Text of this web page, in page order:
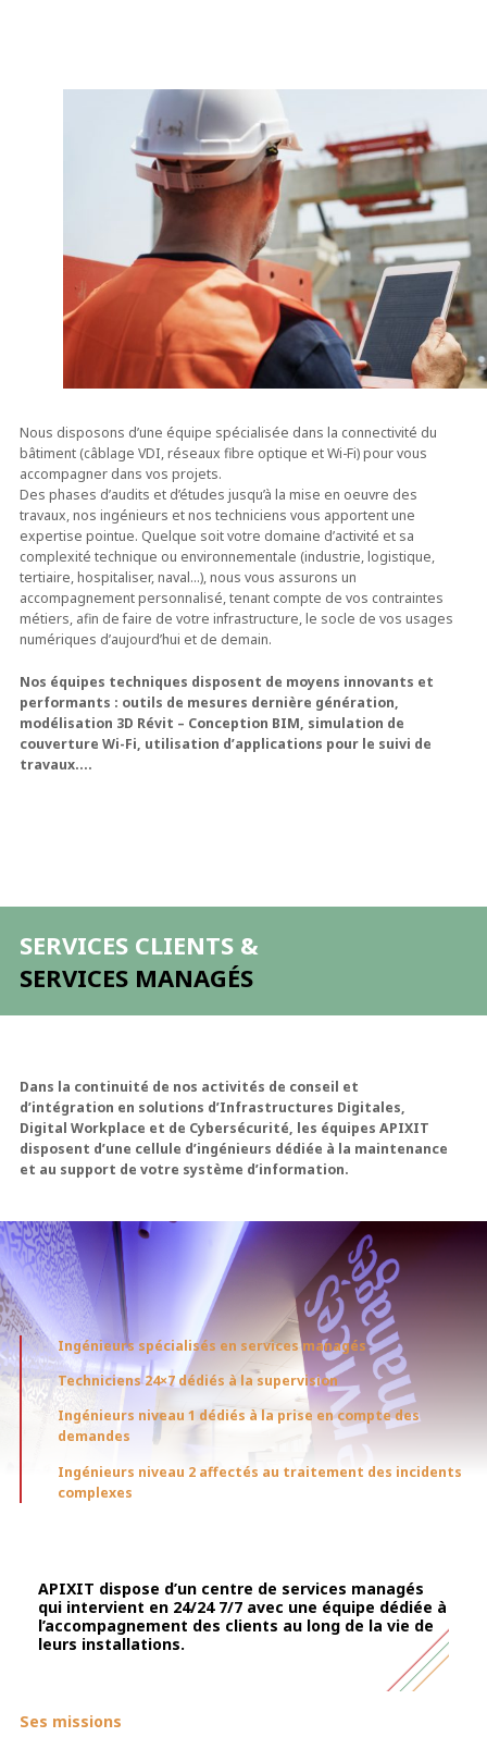
Nous disposons d’une équipe spécialisée dans la connectivité du
bâtiment (câblage VDI, réseaux fibre optique et Wi-Fi) pour vous
accompagner dans vos projets.
Des phases d’audits et d’études jusqu’à la mise en oeuvre des
travaux, nos ingénieurs et nos techniciens vous apportent une
expertise pointue. Quelque soit votre domaine d’activité et sa
complexité technique ou environnementale (industrie, logistique,
tertiaire, hospitaliser, naval…), nous vous assurons un
accompagnement personnalisé, tenant compte de vos contraintes
métiers, afin de faire de votre infrastructure, le socle de vos usages
numériques d’aujourd’hui et de demain.
Nos équipes techniques disposent de moyens innovants et
performants : outils de mesures dernière génération,
modélisation 3D Révit – Conception BIM, simulation de
couverture Wi-Fi, utilisation d’applications pour le suivi de
travaux….
SERVICES CLIENTS &
SERVICES MANAGÉS
Dans la continuité de nos activités de conseil et
d’intégration en solutions d’Infrastructures Digitales,
Digital Workplace et de Cybersécurité, les équipes APIXIT
disposent d’une cellule d’ingénieurs dédiée à la maintenance
et au support de votre système d’information.
Ingénieurs spécialisés en services managés
Techniciens 24×7 dédiés à la supervision
Ingénieurs niveau 1 dédiés à la prise en compte des
demandes
Ingénieurs niveau 2 affectés au traitement des incidents
complexes
APIXIT dispose d’un centre de services managés
qui intervient en 24/24 7/7 avec une équipe dédiée à
l’accompagnement des clients au long de la vie de
leurs installations.
Ses missions